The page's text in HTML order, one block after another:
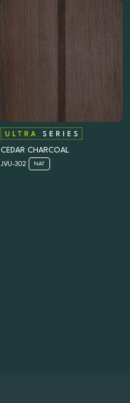
CEDAR CHARCOAL
JVU-302 NAT